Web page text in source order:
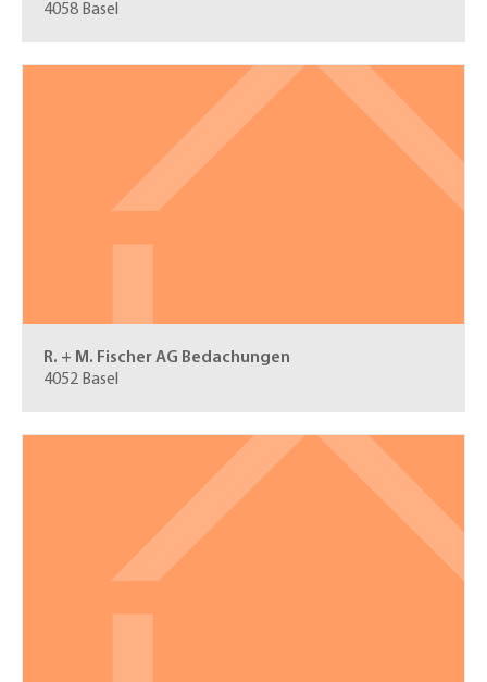
4058 Basel
R. + M. Fischer AG Bedachungen
4052 Basel